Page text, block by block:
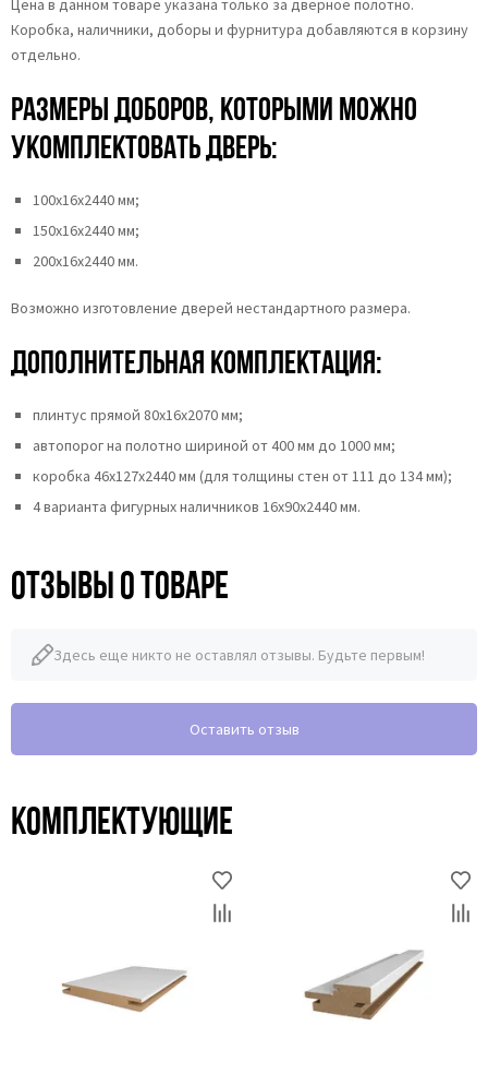
Цена в данном товаре указана только за дверное полотно.
Коробка, наличники, доборы и фурнитура добавляются в корзину
отдельно.
Размеры доборов, которыми можно
укомплектовать дверь:
100х16х2440 мм;
150х16х2440 мм;
200х16х2440 мм.
Возможно изготовление дверей нестандартного размера.
Дополнительная комплектация:
плинтус прямой 80х16х2070 мм;
автопорог на полотно шириной от 400 мм до 1000 мм;
коробка 46x127x2440 мм (для толщины стен от 111 до 134 мм);
4 варианта фигурных наличников 16х90х2440 мм.
Отзывы о товаре
Здесь еще никто не оставлял отзывы. Будьте первым!
Оставить отзыв
Комплектующие